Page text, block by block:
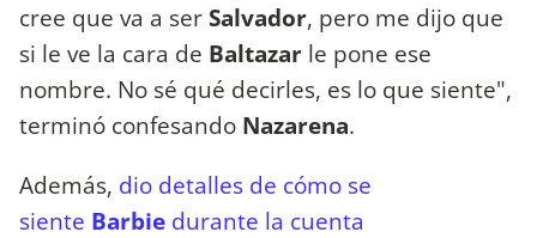
cree que va a serSalvador, pero me dijo que
si le ve la cara de Baltazar le pone ese
nombre. No sé qué decirles, es lo que siente",
terminó confesando Nazarena.
Además, dio detalles de cómo se
siente Barbie durante la cuenta